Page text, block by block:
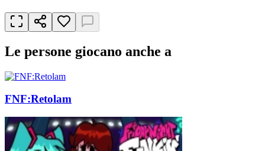
Le persone giocano anche a
FNF:Retolam